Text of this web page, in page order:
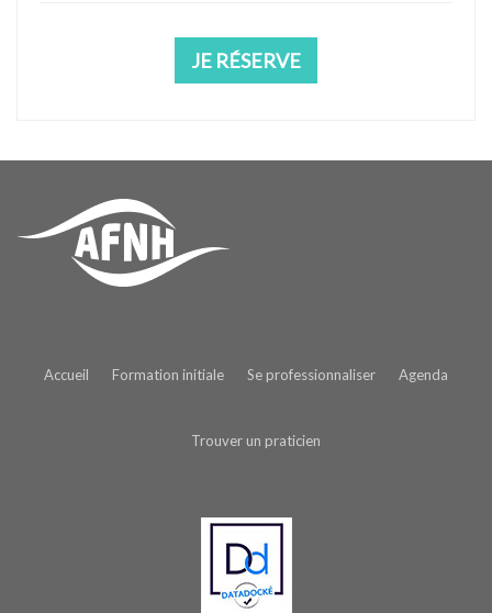
JE RÉSERVE
Accueil Formation initiale Se professionnaliser Agenda
Trouver un praticien